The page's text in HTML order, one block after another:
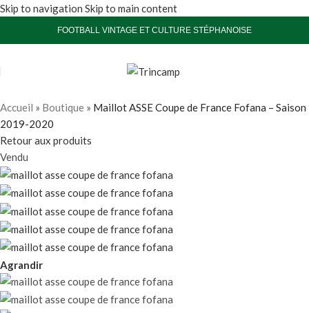
Skip to navigation Skip to main content
FOOTBALL VINTAGE ET CULTURE STÉPHANOISE
Accueil » Boutique » Maillot ASSE Coupe de France Fofana – Saison
2019-2020
Retour aux produits
Vendu
Agrandir